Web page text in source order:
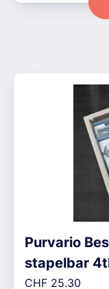
Purvario
stapelbar
Regulärer Preis:
CHF 25.30